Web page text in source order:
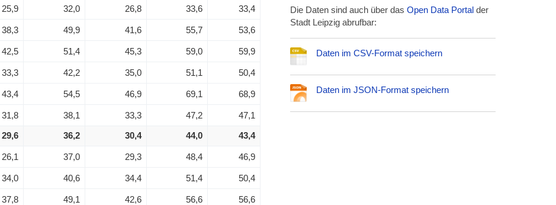
25,9 32,0 26,8 33,6 33,4
38,3 49,9 41,6 55,7 53,6
42,5 51,4 45,3 59,0 59,9
33,3 42,2 35,0 51,1 50,4
43,4 54,5 46,9 69,1 68,9
31,8 38,1 33,3 47,2 47,1
29,6 36,2 30,4 44,0 43,4
26,1 37,0 29,3 48,4 46,9
34,0 40,6 34,4 51,4 50,4
37,8 49,1 42,6 56,6 56,6
Die Daten sind auch über dasOpen Data Portal der
Stadt Leipzig abrufbar:
Daten im CSV-Format speichern
Daten im JSON-Format speichern